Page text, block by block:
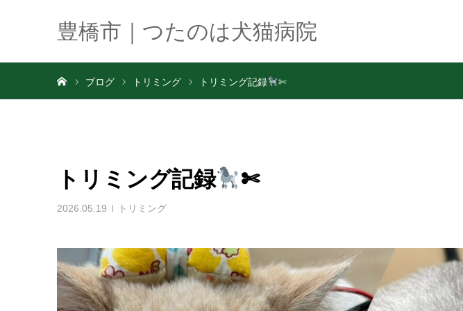
豊橋市｜つたのは犬猫病院
ブログ トリミング トリミング記録 ✄
トリミング記録 ✄
2026.05.19 トリミング